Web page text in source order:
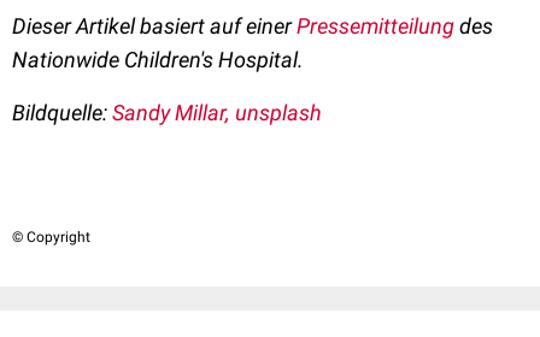
Dieser Artikel basiert auf einerPressemitteilungdes
Nationwide Children's Hospital.
Bildquelle:Sandy Millar, unsplash
© Copyright